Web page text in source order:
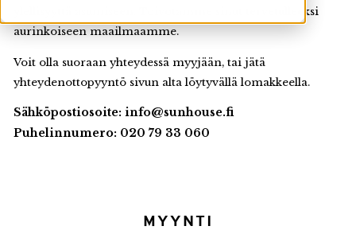
ylellisyyttä asumiseen. Toivotamme sinut tervetulleeksi
aurinkoiseen maailmaamme.
Voit olla suoraan yhteydessä myyjään, tai jätä
yhteydenottopyyntö sivun alta löytyvällä lomakkeella.
Sähköpostiosoite: info@sunhouse.fi
Puhelinnumero: 020 79 33 060
MYYNTI